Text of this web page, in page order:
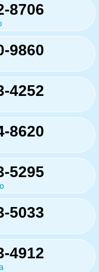
8706
9860
4252
8620
5295
5033
4912